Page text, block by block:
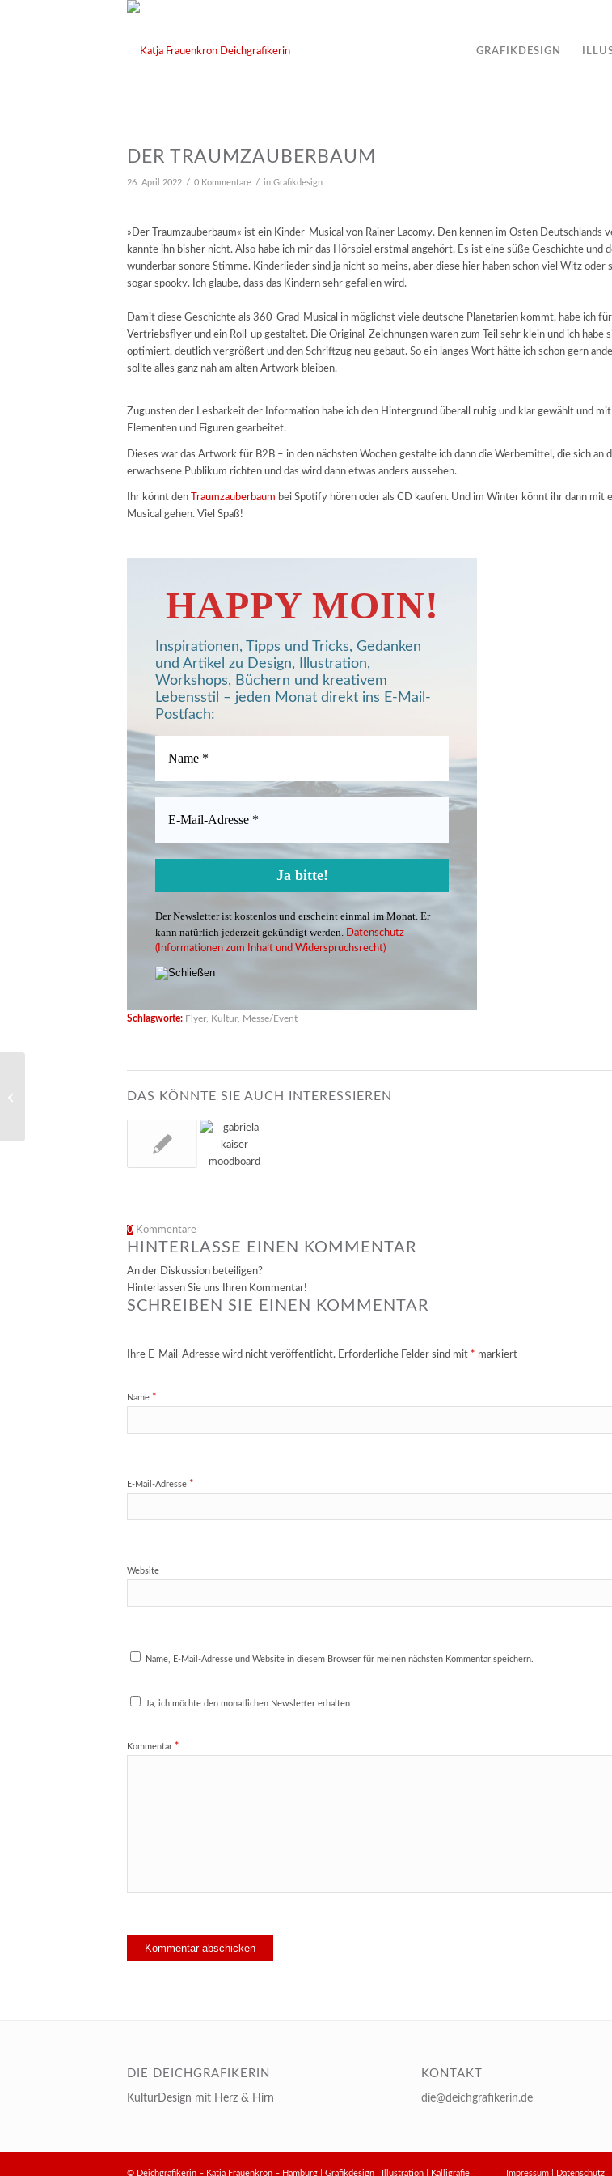
GRAFIKDESIGN
DER TRAUMZAUBERBAUM
26. April 2022 / 0 Kommentare / in Grafikdesign
»Der Traumzauberbaum« ist ein Kinder-Musical von Rainer Lacomy. Den kennen im Osten Deutschlands
kannte ihn bisher nicht. Also habe ich mir das Hörspiel erstmal angehört. Es ist eine süße Geschichte und
wunderbar sonore Stimme. Kinderlieder sind ja nicht so meins, aber diese hier haben schon viel Witz oder
sogar spooky. Ich glaube, dass das Kindern sehr gefallen wird.
Damit diese Geschichte als 360-Grad-Musical in möglichst viele deutsche Planetarien kommt, habe ich
Vertriebsflyer und ein Roll-up gestaltet. Die Original-Zeichnungen waren zum Teil sehr klein und ich habe
optimiert, deutlich vergrößert und den Schriftzug neu gebaut. So ein langes Wort hätte ich schon gern
sollte alles ganz nah am alten Artwork bleiben.
Zugunsten der Lesbarkeit der Information habe ich den Hintergrund überall ruhig und klar gewählt und
Elementen und Figuren gearbeitet.
Dieses war das Artwork für B2B – in den nächsten Wochen gestalte ich dann die Werbemittel, die sich an
erwachsene Publikum richten und das wird dann etwas anders aussehen.
Ihr könnt den Traumzauberbaum bei Spotify hören oder als CD kaufen. Und im Winter könnt ihr dann mit
Musical gehen. Viel Spaß!
HAPPY MOIN!
Inspirationen, Tipps und Tricks, Gedanken
und Artikel zu Design, Illustration,
Workshops, Büchern und kreativem
Lebensstil – jeden Monat direkt ins E-Mail-
Postfach:
Der Newsletter ist kostenlos und erscheint einmal im Monat. Er
kann natürlich jederzeit gekündigt werden.
Datenschutz
(Informationen zum Inhalt und Widerspruchsrecht)
Schlagworte: Flyer Kultur Messe/Event
DAS KÖNNTE SIE AUCH INTERESSIEREN
0 Kommentare
HINTERLASSE EINEN KOMMENTAR
An der Diskussion beteiligen?
Hinterlassen Sie uns Ihren Kommentar!
SCHREIBEN SIE EINEN KOMMENTAR
Ihre E-Mail-Adresse wird nicht veröffentlicht. Erforderliche Felder sind mit * markiert
Name *
E-Mail-Adresse *
Website
Name, E-Mail-Adresse und Website in diesem Browser für meinen nächsten Kommentar speichern.
Ja, ich möchte den monatlichen Newsletter erhalten
Kommentar *
DIE DEICHGRAFIKERIN
KulturDesign mit Herz & Hirn
KONTAKT
die@deichgrafikerin.de
© Deichgrafikerin – Katja Frauenkron – Hamburg | Grafikdesign | Illustration | Kalligrafie Impressum Datenschutz